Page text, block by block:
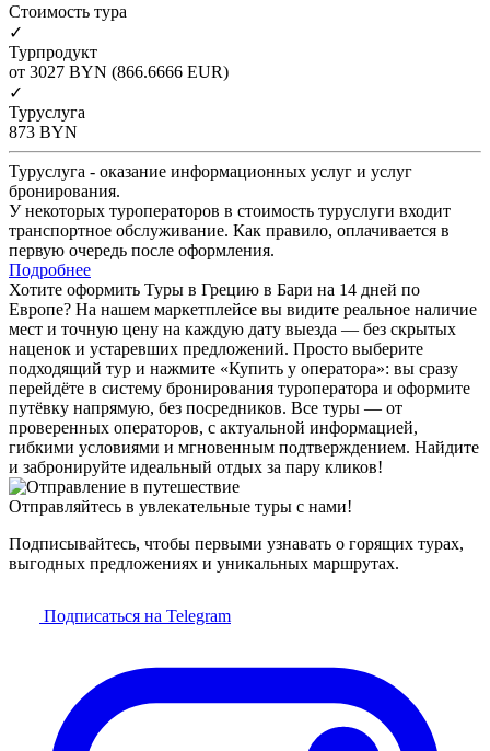
Cтоимость тура
✓
Турпродукт
от 3027 BYN (866.6666 EUR)
✓
Туруслуга
873 BYN
Туруслуга - оказание информационных услуг и услуг
бронирования.
У некоторых туроператоров в стоимость туруслуги входит
транспортное обслуживание. Как правило, оплачивается в
первую очередь после оформления.
Подробнее
Хотите оформить Туры в Грецию в Бари на 14 дней по
Европе? На нашем маркетплейсе вы видите реальное наличие
мест и точную цену на каждую дату выезда — без скрытых
наценок и устаревших предложений. Просто выберите
подходящий тур и нажмите «Купить у оператора»: вы сразу
перейдёте в систему бронирования туроператора и оформите
путёвку напрямую, без посредников. Все туры — от
проверенных операторов, с актуальной информацией,
гибкими условиями и мгновенным подтверждением. Найдите
и забронируйте идеальный отдых за пару кликов!
Отправляйтесь в увлекательные туры с нами!
Подписывайтесь, чтобы первыми узнавать о горящих турах,
выгодных предложениях и уникальных маршрутах.
Подписаться на Telegram